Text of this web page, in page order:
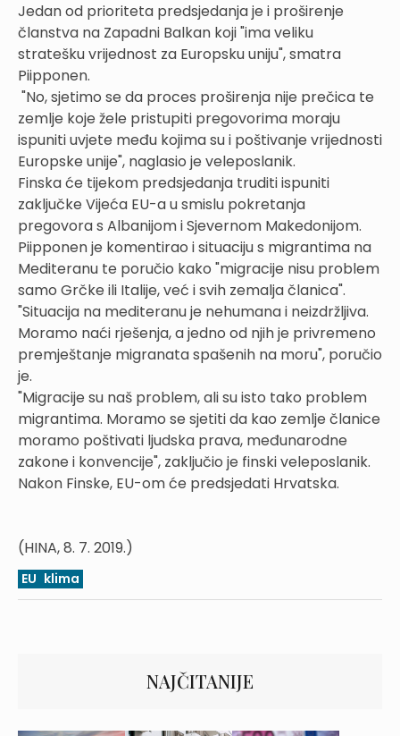
Jedan od prioriteta predsjedanja je i proširenje
članstva na Zapadni Balkan koji "ima veliku
stratešku vrijednost za Europsku uniju", smatra
Piipponen.
"No, sjetimo se da proces proširenja nije prečica te
zemlje koje žele pristupiti pregovorima moraju
ispuniti uvjete među kojima su i poštivanje vrijednosti
Europske unije", naglasio je veleposlanik.
Finska će tijekom predsjedanja truditi ispuniti
zaključke Vijeća EU-a u smislu pokretanja
pregovora s Albanijom i Sjevernom Makedonijom.
Piipponen je komentirao i situaciju s migrantima na
Mediteranu te poručio kako "migracije nisu problem
samo Grčke ili Italije, već i svih zemalja članica".
"Situacija na mediteranu je nehumana i neizdržljiva.
Moramo naći rješenja, a jedno od njih je privremeno
premještanje migranata spašenih na moru", poručio
je.
"Migracije su naš problem, ali su isto tako problem
migrantima. Moramo se sjetiti da kao zemlje članice
moramo poštivati ljudska prava, međunarodne
zakone i konvencije", zaključio je finski veleposlanik.
Nakon Finske, EU-om će predsjedati Hrvatska.
(HINA, 8. 7. 2019.)
EU klima
NAJČITANIJE